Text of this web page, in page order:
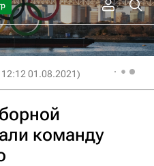
01.08.2021)
команду